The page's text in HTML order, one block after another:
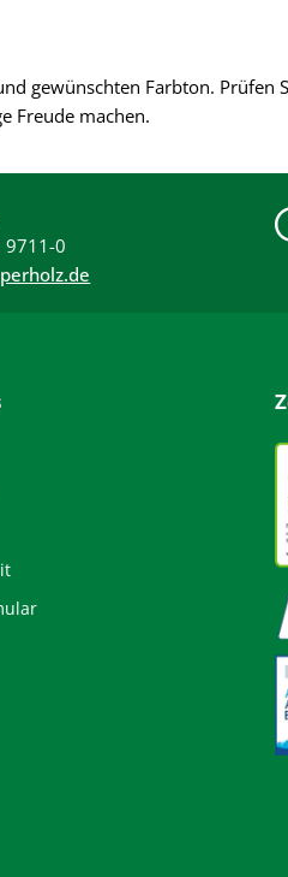
gewünschten Farbton. Prüfen
Freude machen.
9711-0